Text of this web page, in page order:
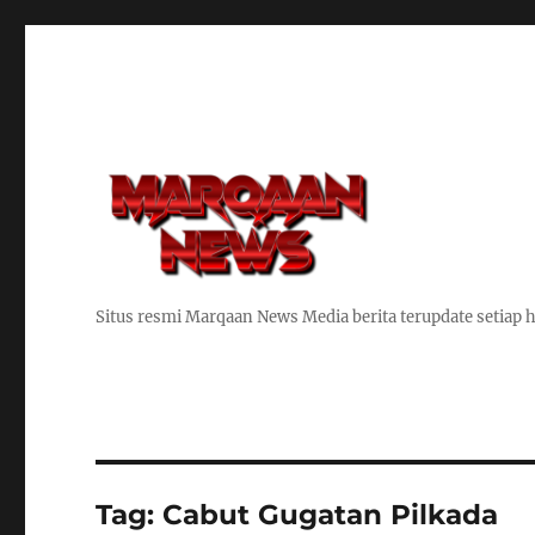
Situs resmi Marqaan News Media berita terupdate setiap
Tag: Cabut Gugatan Pilkada